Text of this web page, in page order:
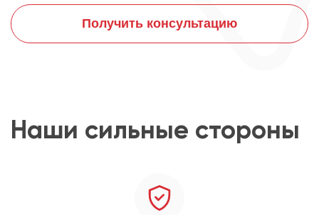
Получить консультацию
Наши сильные стороны